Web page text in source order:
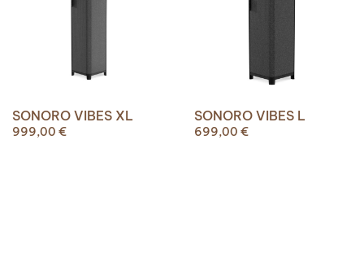
SONORO VIBES XL
999,00 €
SONORO VIBES L
699,00 €